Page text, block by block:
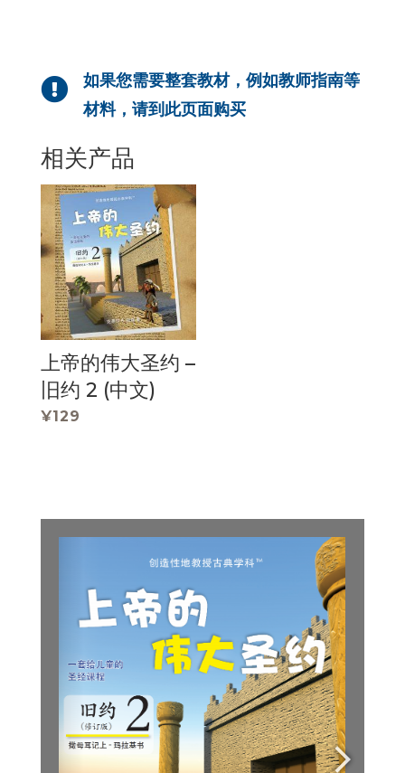

如果您需要整套教材，例如教师指南等
材料，请到此页面购买
相关产品
上帝的伟大圣约 –
旧约 2 (中文)
¥129